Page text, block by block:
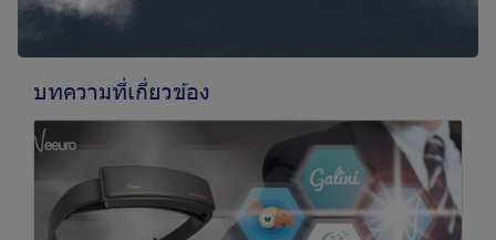
บทความที่เกี่ยวข้อง